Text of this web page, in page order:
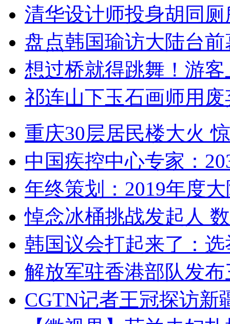
清华设计师投身胡同
盘点韩国瑜访大陆台
想过桥就得跳舞！游客
祁连山下玉石画师用
重庆30层居民楼大火
中国疾控中心专家：
年终策划：2019年度
悼念冰桶挑战发起人
韩国议会打起来了：
解放军驻香港部队发
CGTN记者王冠探访新